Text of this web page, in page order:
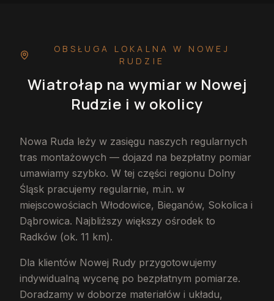
OBSŁUGA LOKALNAW NOWEJ
RUDZIE
Wiatrołap na wymiar w Nowej
Rudzie i w okolicy
Nowa Ruda leży w zasięgu naszych regularnych
tras montażowych — dojazd na bezpłatny pomiar
umawiamy szybko. W tej części regionu Dolny
Śląsk pracujemy regularnie, m.in. w
miejscowościach Włodowice, Bieganów, Sokolica i
Dąbrowica. Najbliższy większy ośrodek to
Radków (ok. 11 km).
Dla klientów Nowej Rudy przygotowujemy
indywidualną wycenę po bezpłatnym pomiarze.
Doradzamy w doborze materiałów i układu,